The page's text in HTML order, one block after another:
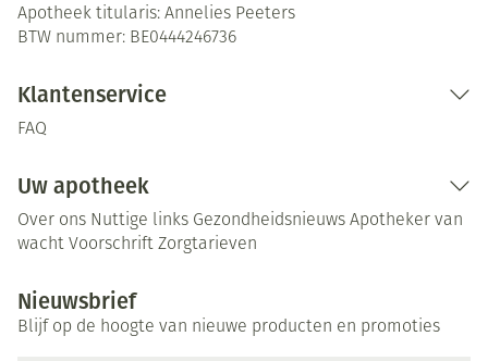
Apotheek titularis: Annelies Peeters
BTW nummer: BE0444246736
Klantenservice
FAQ
Uw apotheek
Over ons Nuttige links Gezondheidsnieuws Apotheker van
wacht Voorschrift Zorgtarieven
Nieuwsbrief
Blijf op de hoogte van nieuwe producten en promoties